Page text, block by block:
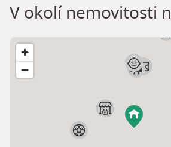
V okolí nemovitosti